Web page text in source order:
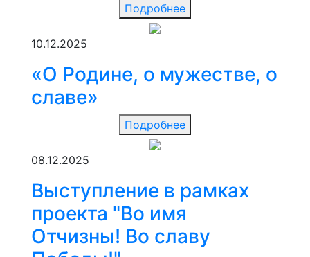
Подробнее
10.12.2025
«О Родине, о мужестве, о
славе»
Подробнее
08.12.2025
Выступление в рамках
проекта "Во имя
Отчизны! Во славу